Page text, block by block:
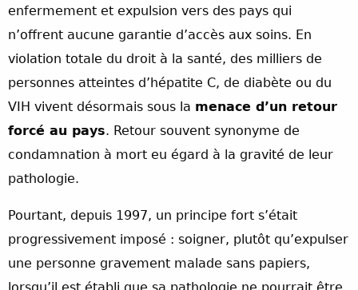
enfermement et expulsion vers des pays qui
n’offrent aucune garantie d’accès aux soins. En
violation totale du droit à la santé, des milliers de
personnes atteintes d’hépatite C, de diabète ou du
VIH vivent désormais sous la menace d’un retour
forcé au pays. Retour souvent synonyme de
condamnation à mort eu égard à la gravité de leur
pathologie.
Pourtant, depuis 1997, un principe fort s’était
progressivement imposé : soigner, plutôt qu’expulser
une personne gravement malade sans papiers,